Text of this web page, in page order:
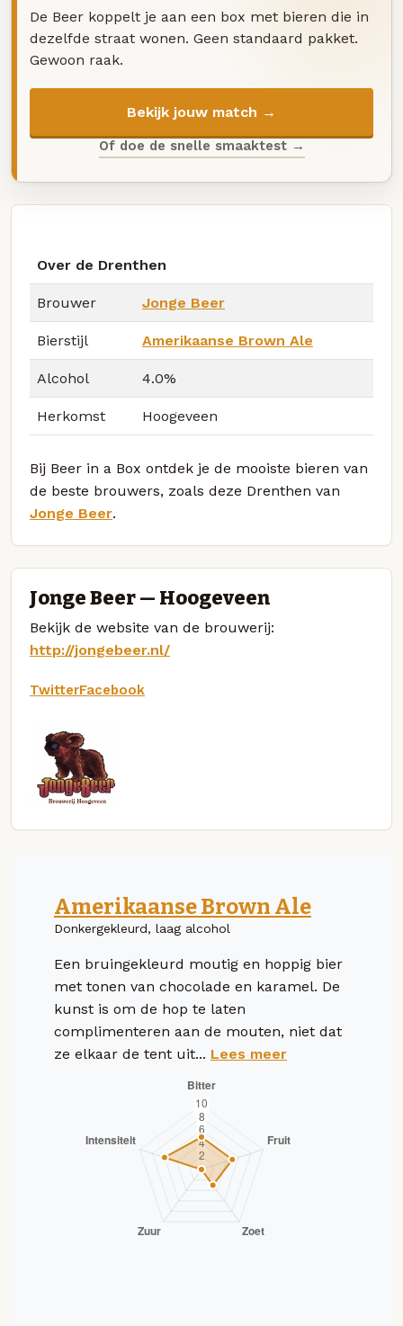
De Beer koppelt je aan een box met bieren die in
dezelfde straat wonen. Geen standaard pakket.
Gewoon raak.
Bekijk jouw match →
Of doe de snelle smaaktest →
Over de Drenthen
Brouwer Jonge Beer
Bierstijl Amerikaanse Brown Ale
Alcohol 4.0%
Herkomst Hoogeveen
Bij Beer in a Box ontdek je de mooiste bieren van
de beste brouwers, zoals deze Drenthen van
Jonge Beer.
Jonge Beer — Hoogeveen
Bekijk de website van de brouwerij:
http://jongebeer.nl/
TwitterFacebook
Amerikaanse Brown Ale
Donkergekleurd, laag alcohol
Een bruingekleurd moutig en hoppig bier
met tonen van chocolade en karamel. De
kunst is om de hop te laten
complimenteren aan de mouten, niet dat
ze elkaar de tent uit... Lees meer